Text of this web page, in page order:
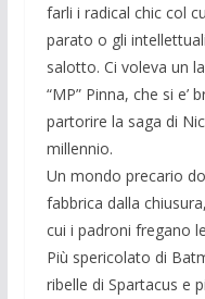
farli i radical chic col
parato o gli
salotto. Ci voleva un
“MP” Pinna, che si
partorire la saga di
millennio.
Un mondo precario
fabbrica dalla
cui i padroni fregano
Più spericolato di
ribelle di Spartacus e